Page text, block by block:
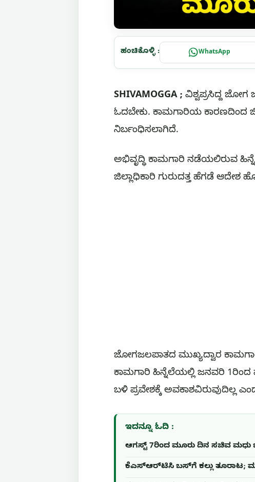
ಹಂಚಿಕೊಳ್ಳಿ : WhatsApp
SHIVAMOGGA ; ವಿಶ್ವಪ್ರಸಿದ್ದ ಜೋಗ
ಓದಬೇಕು. ಕಾಮಗಾರಿಯ ಕಾರಣದಿಂದ
ನಿರ್ಬಂಧಿಸಲಾಗಿದೆ.
ಅಭಿವೃದ್ಧಿ ಕಾಮಗಾರಿ ನಡೆಯಲಿರುವ
ಜಿಲ್ಲಾಧಿಕಾರಿ ಗುರುದತ್ತ ಹೆಗಡೆ ಆದೇಶ
ಜೋಗಜಲಪಾತದ ಮುಖ್ಯದ್ವಾರ
ಕಾಮಗಾರಿ ಹಿನ್ನೆಲೆಯಲ್ಲಿ ಜನವರಿ
ಬಳಿ ಪ್ರವೇಶಕ್ಕೆ ಅವಕಾಶವಿರುವುದಿಲ್ಲ
ಇದನ್ನೂ ಓದಿ :
ಆಗಸ್ಟ್ 7ರಿಂದ ಮೂರು ದಿನ ಸಚಿವ ಮಧು
ಕೆಎಸ್‌ಆರ್‌ಟಿಸಿ ಬಸ್‌ಗೆ ಕಲ್ಲು ತೂರಾಟ;